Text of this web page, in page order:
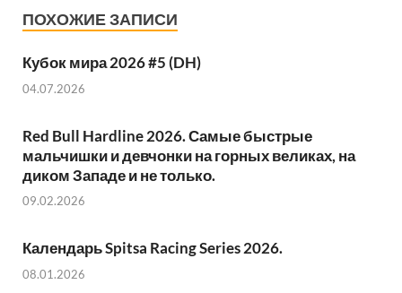
ПОХОЖИЕ ЗАПИСИ
Кубок мира 2026 #5 (DH)
04.07.2026
Red Bull Hardline 2026. Самые быстрые
мальчишки и девчонки на горных великах, на
диком Западе и не только.
09.02.2026
Календарь Spitsa Racing Series 2026.
08.01.2026